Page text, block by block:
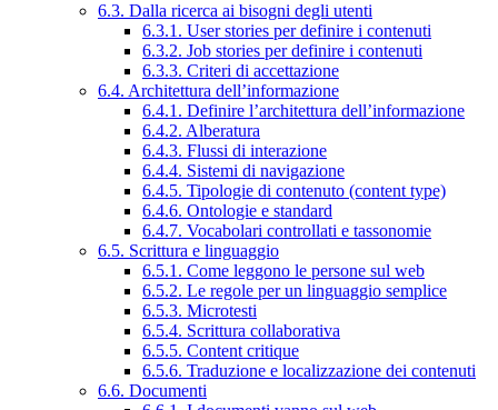
6.3. Dalla ricerca ai bisogni degli utenti
6.3.1. User stories per definire i contenuti
6.3.2. Job stories per definire i contenuti
6.3.3. Criteri di accettazione
6.4. Architettura dell’informazione
6.4.1. Definire l’architettura dell’informazione
6.4.2. Alberatura
6.4.3. Flussi di interazione
6.4.4. Sistemi di navigazione
6.4.5. Tipologie di contenuto (content type)
6.4.6. Ontologie e standard
6.4.7. Vocabolari controllati e tassonomie
6.5. Scrittura e linguaggio
6.5.1. Come leggono le persone sul web
6.5.2. Le regole per un linguaggio semplice
6.5.3. Microtesti
6.5.4. Scrittura collaborativa
6.5.5. Content critique
6.5.6. Traduzione e localizzazione dei contenuti
6.6. Documenti